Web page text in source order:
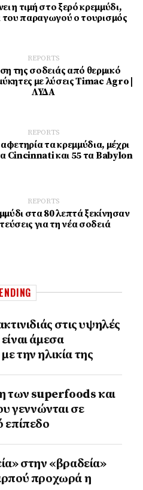
η τιμή στο ξερό κρεμμύδι,
του παραγωγού ο τουρισμός
REPORTS
της σοδειάς από θερμικό
με λύσεις Timac Agro |
ΛΥΔΑ
REPORTS
τα κρεμμύδια, μέχρι
Cincinnati και 55 τα Babylon
REPORTS
στα 80 λεπτά ξεκίνησαν
για τη νέα σοδειά
στις υψηλές
άμεσα
την ηλικία της
των superfoods και
γεννώνται σε
επίπεδο
στην «βραδεία»
προχωρά η